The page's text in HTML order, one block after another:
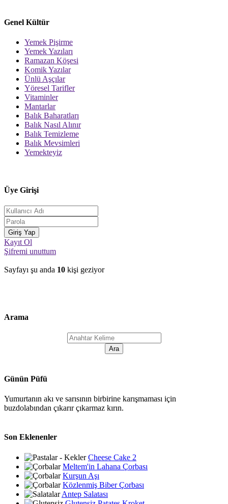
Genel Kültür
Yemek Pişirme
Yemek Yazıları
Ramazan Köşesi
Komik Yazılar
Ünlü Aşçılar
Yöresel Tarifler
Vitaminler
Mantarlar
Balık Baharatları
Balık Nasıl Alınır
Balık Temizleme
Balık Mevsimleri
Yemekteyiz
Üye Girişi
Kayıt Ol
Şifremi unuttum
Sayfayı şu anda 10 kişi geziyor
Arama
Günün Püfü
Yumurtanın akı ve sarısının birbirine karışmaması için
buzdolabından çıkarır çıkarmaz kırın.
Son Eklenenler
Cheese Cake 2
Meltem'in Lahana Çorbası
Kurşun Aşı
Közlenmiş Biber Çorbası
Antep Salatası